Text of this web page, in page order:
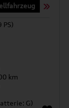
PS)
km
G)